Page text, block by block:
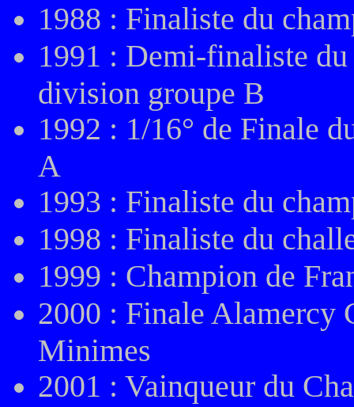
1988 : Finaliste du
1991 : Demi-finaliste du
division groupe B
1992 : 1/16° de Finale
A
1993 : Finaliste du
1998 : Finaliste du
1999 : Champion de
2000 : Finale Alamercy
Minimes
2001 : Vainqueur du